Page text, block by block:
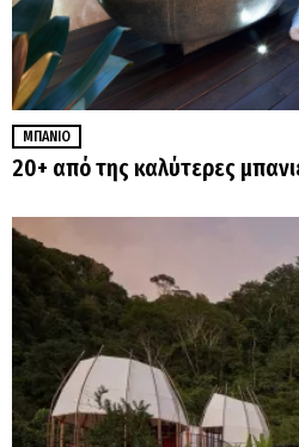
ΜΠΆΝΙΟ
20+ από της καλύτερες